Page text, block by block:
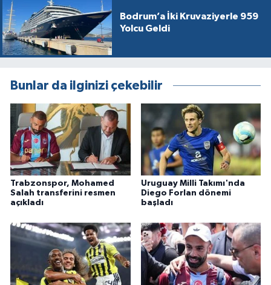
Bodrum’a İki Kruvaziyerle 959
Yolcu Geldi
Bunlar da ilginizi çekebilir
Trabzonspor, Mohamed
Salah transferini resmen
açıkladı
Uruguay Milli Takımı'nda
Diego Forlan dönemi
başladı